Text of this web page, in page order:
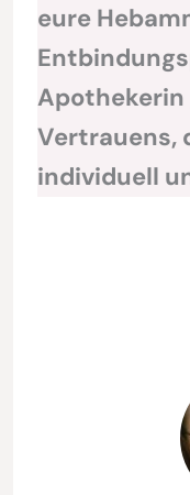
eure
Apothekerin
Vertrauens,
individuell